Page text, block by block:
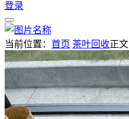
登录
当前位置： 首页 茶叶回收正文